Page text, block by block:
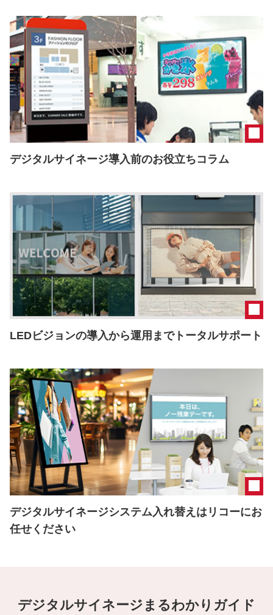
デジタルサイネージ導入前のお役立ちコラム
LEDビジョンの導入から運用までトータルサポート
デジタルサイネージシステム入れ替えはリコーにお
任せください
デジタルサイネージまるわかりガイド